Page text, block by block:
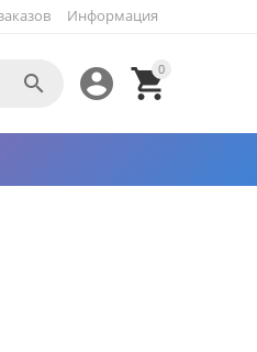
Информация
0


